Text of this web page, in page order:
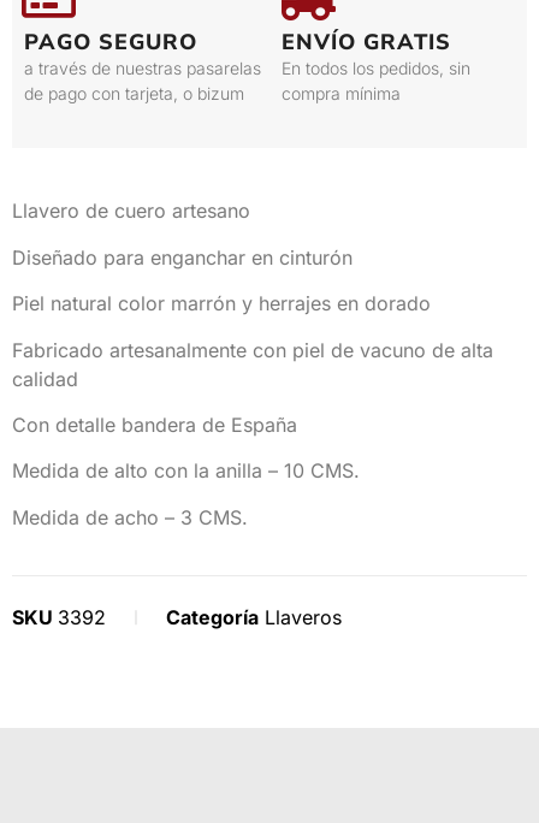
PAGO SEGURO
a través de nuestras pasarelas
de pago con tarjeta, o bizum
ENVÍO GRATIS
En todos los pedidos, sin
compra mínima
Llavero de cuero artesano
Diseñado para enganchar en cinturón
Piel natural color marrón y herrajes en dorado
Fabricado artesanalmente con piel de vacuno de alta
calidad
Con detalle bandera de España
Medida de alto con la anilla – 10 CMS.
Medida de acho – 3 CMS.
SKU 3392 Categoría Llaveros